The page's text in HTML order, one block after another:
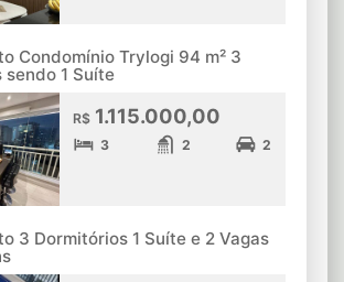
Condomínio Trylogi 94 m² 3
1 Suíte
R$1.115.000,00
3 2 2
3 Dormitórios 1 Suíte e 2 Vagas